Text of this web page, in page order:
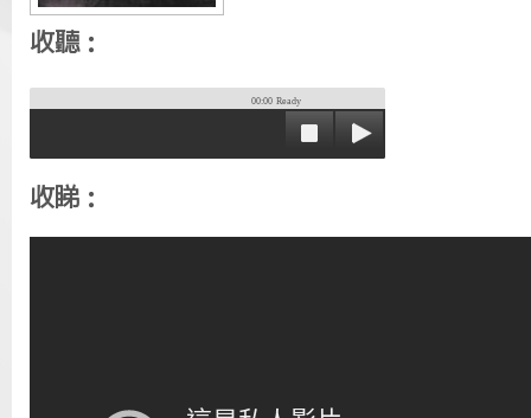
收聽：
00:00 Ready
收睇：